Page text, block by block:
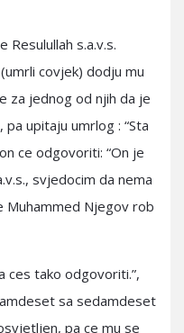
s.a.v.s.
covjek) dodju mu
za jednog od njih da je
upitaju umrlog : “Sta
ce odgovoriti: “On je
svjedocim da nema
Muhammed Njegov rob
ces tako odgovoriti.”,
sa sedamdeset
pa ce mu se